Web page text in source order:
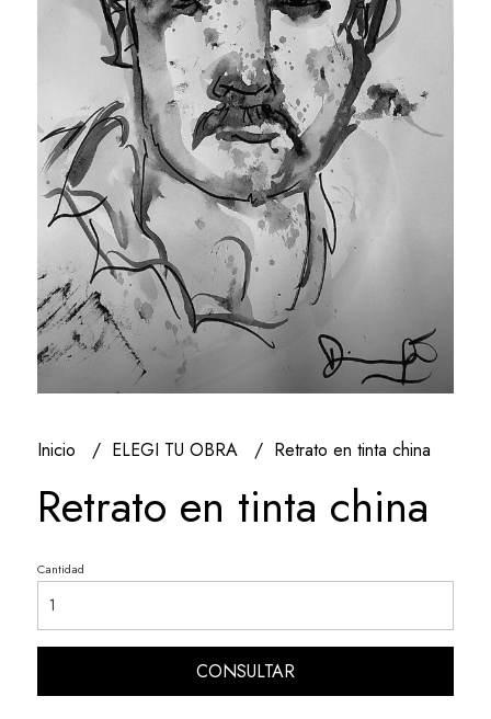
Inicio ELEGI TU OBRA Retrato en tinta china
Retrato en tinta china
Cantidad
CONSULTAR